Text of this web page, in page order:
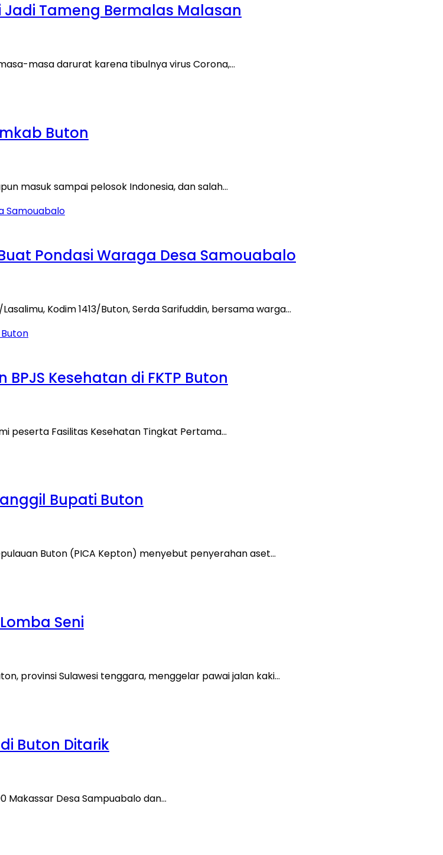
Jadi Tameng Bermalas Malasan
masa darurat karena tibulnya virus Corona,…
Buton
masuk sampai pelosok Indonesia, dan salah…
Pondasi Waraga Desa Samouabalo
Kodim 1413/Buton, Serda Sarifuddin, bersama warga…
Kesehatan di FKTP Buton
peserta Fasilitas Kesehatan Tingkat Pertama…
Bupati Buton
Buton (PICA Kepton) menyebut penyerahan aset…
Seni
provinsi Sulawesi tenggara, menggelar pawai jalan kaki…
Buton Ditarik
Makassar Desa Sampuabalo dan…